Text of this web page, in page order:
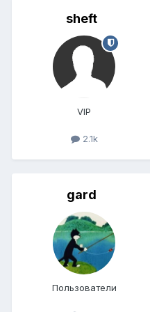
sheft
VIP
2.1k
gard
Пользователи